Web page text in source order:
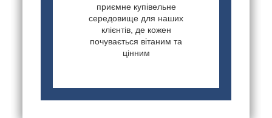
приємне купівельне
середовище для наших
клієнтів, де кожен
почувається вітаним та
цінним